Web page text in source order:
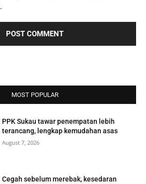
MOST POPULAR
PPK Sukau tawar penempatan lebih
terancang, lengkap kemudahan asas
August 7, 2026
Cegah sebelum merebak, kesedaran